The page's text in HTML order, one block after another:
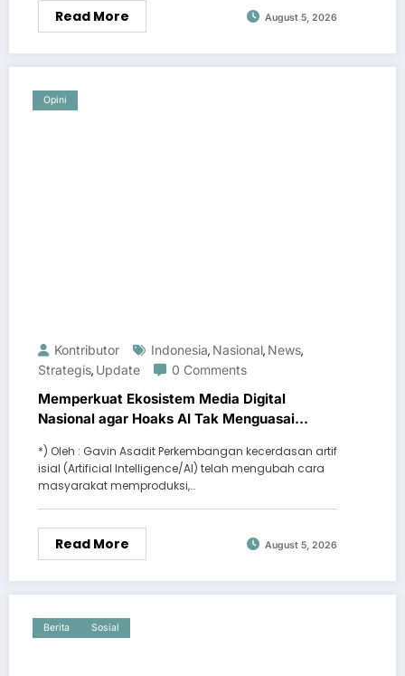
Read More August 5, 2026
Opini
Kontributor Indonesia, Nasional, News,
Strategis, Update 0 Comments
Memperkuat Ekosistem Media Digital
Nasional agar Hoaks AI Tak Menguasai
*) Oleh : Gavin Asadit Perkembangan kecerdasan artif
isial (Artificial Intelligence/AI) telah mengubah cara
masyarakat memproduksi,…
Read More August 5, 2026
Berita Sosial